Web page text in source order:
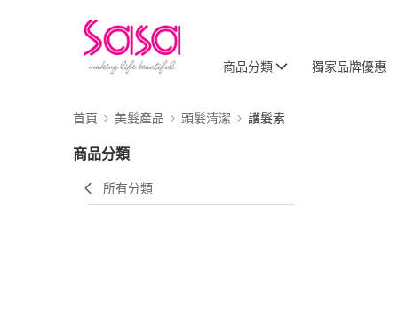
商品分類 獨家品牌優惠
首頁 美髮產品 頭髮清潔 護髮素
商品分類
所有分類